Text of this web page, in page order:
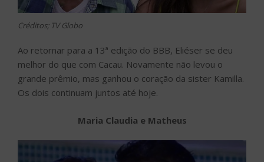
Créditos; TV Globo
Ao retornar para a 13ª edição do BBB, Eliéser se deu
melhor do que com Cacau. Novamente não levou o
grande prêmio, mas ganhou o coração da sister Kamilla.
Os dois continuam juntos até hoje.
Maria Claudia e Matheus